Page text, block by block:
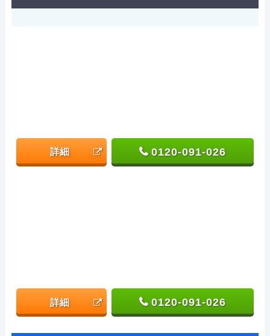
詳細 0120-091-026
詳細 0120-091-026